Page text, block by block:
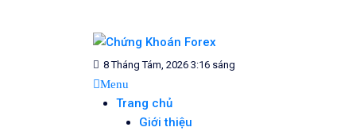
CHỨNG KHOÁN FOREX
Blog chia sẻ về Chứng Khoán và Forex
8 Tháng Tám, 2026 3:16 sáng
Menu
Trang chủ
Giới thiệu